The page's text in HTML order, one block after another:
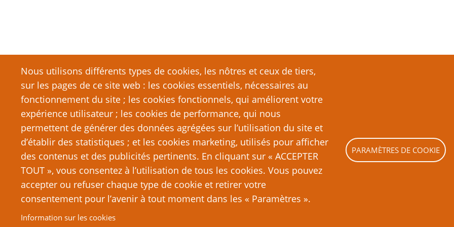
Nous utilisons différents types de cookies, les nôtres et ceux de tiers,
sur les pages de ce site web : les cookies essentiels, nécessaires au
fonctionnement du site ; les cookies fonctionnels, qui améliorent votre
expérience utilisateur ; les cookies de performance, qui nous
permettent de générer des données agrégées sur l’utilisation du site et
d’établir des statistiques ; et les cookies marketing, utilisés pour afficher
des contenus et des publicités pertinents. En cliquant sur « ACCEPTER
TOUT », vous consentez à l’utilisation de tous les cookies. Vous pouvez
accepter ou refuser chaque type de cookie et retirer votre
consentement pour l’avenir à tout moment dans les « Paramètres ».
Information sur les cookies
PARAMÈTRES DE COOKIE
© 2026 PTGPTB.fr, All rights reserved.